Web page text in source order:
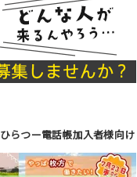
ひらつー電話帳加入者様向け